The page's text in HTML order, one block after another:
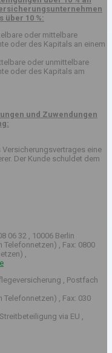
10 %:
oder mittelbare
oder des Kapitals an einem
oder unmittelbare
oder des Kapitals am
und Zuwendungen
eine
Der Kunde schuldet dem
06 32 , 10006 Berlin
Telefonnetzen) , Fax: 0800
,
, Postfach
Telefonnetzen) , Fax: 030
via EU ,